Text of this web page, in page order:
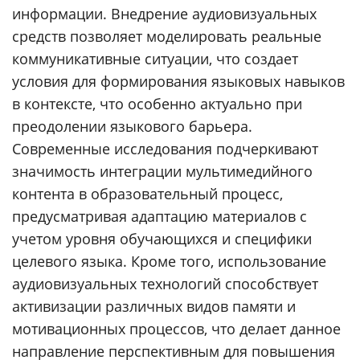
информации. Внедрение аудиовизуальных
средств позволяет моделировать реальные
коммуникативные ситуации, что создает
условия для формирования языковых навыков
в контексте, что особенно актуально при
преодолении языкового барьера.
Современные исследования подчеркивают
значимость интеграции мультимедийного
контента в образовательный процесс,
предусматривая адаптацию материалов с
учетом уровня обучающихся и специфики
целевого языка. Кроме того, использование
аудиовизуальных технологий способствует
активизации различных видов памяти и
мотивационных процессов, что делает данное
направление перспективным для повышения